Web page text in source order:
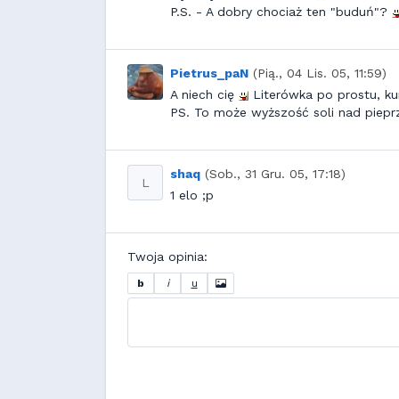
P.S. - A dobry chociaż ten "buduń"?
Pietrus_paN (Pią., 04 Lis. 05, 11:59)
A niech cię
Literówka po prostu,
PS. To może wyższość soli nad
L
shaq (Sob., 31 Gru. 05, 17:18)
1 elo ;p
Twoja opinia:
b i u